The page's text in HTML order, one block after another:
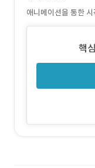
애니메이션을 통한
하는 작업이였습니다.
핵